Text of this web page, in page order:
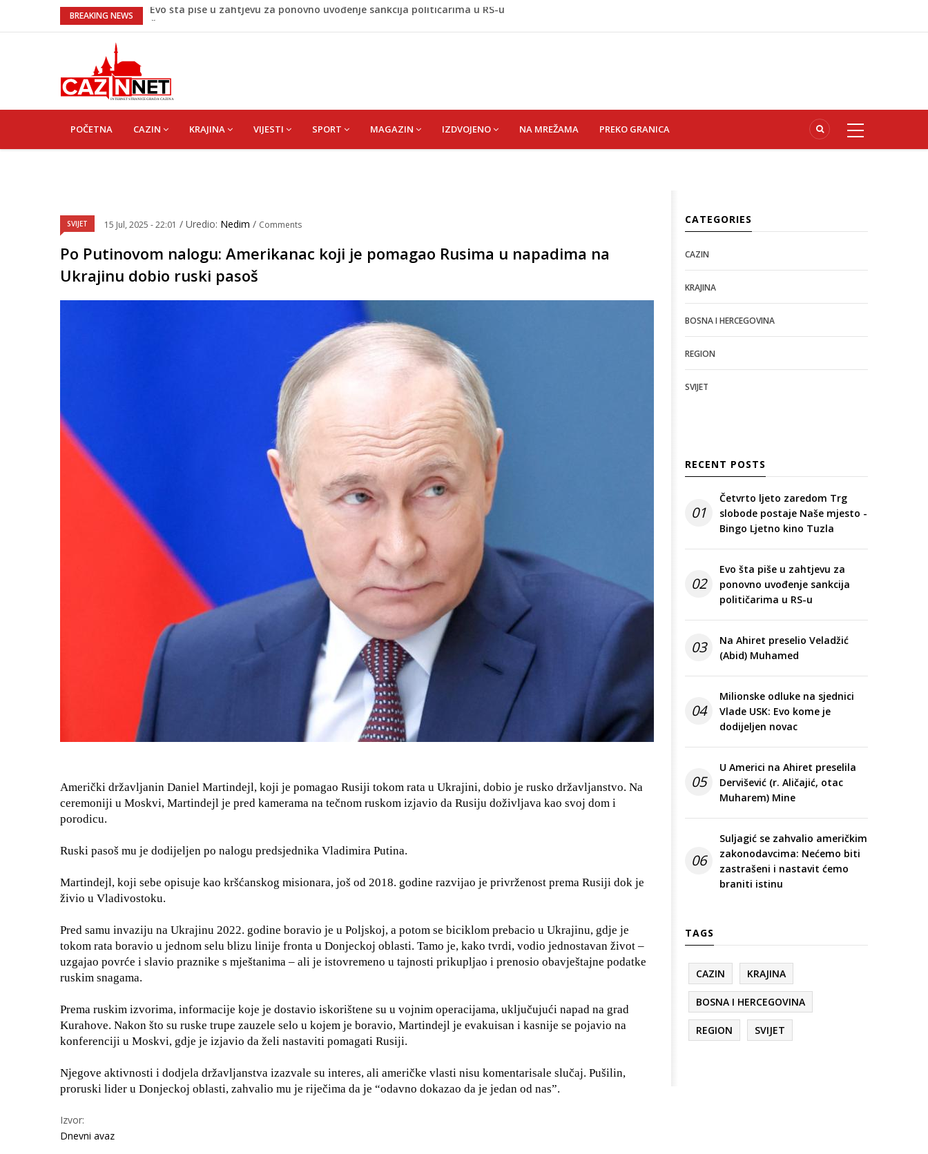
BREAKING NEWS
Četvrto ljeto zaredom Trg slobode postaje Naše mjesto - Bingo Ljetno kino Tuzla
Na Ahiret preselio Veladžić (Abid) Muhamed
Evo šta piše u zahtjevu za ponovno uvođenje sankcija političarima u RS-u
NAVIGATION
POČETNA CAZIN KRAJINA VIJESTI SPORT MAGAZIN IZDVOJENO NA MREŽAMA PREKO GRANICA
SVIJET 15 Jul, 2025 - 22:01 / Uredio: Nedim / Comments
Po Putinovom nalogu: Amerikanac koji je pomagao Rusima u napadima na
Ukrajinu dobio ruski pasoš
Američki državljanin Daniel Martindejl, koji je pomagao Rusiji tokom rata u Ukrajini, dobio je rusko državljanstvo. Na
ceremoniji u Moskvi, Martindejl je pred kamerama na tečnom ruskom izjavio da Rusiju doživljava kao svoj dom i
porodicu.
Ruski pasoš mu je dodijeljen po nalogu predsjednika Vladimira Putina.
Martindejl, koji sebe opisuje kao kršćanskog misionara, još od 2018. godine razvijao je privrženost prema Rusiji dok je
živio u Vladivostoku.
Pred samu invaziju na Ukrajinu 2022. godine boravio je u Poljskoj, a potom se biciklom prebacio u Ukrajinu, gdje je
tokom rata boravio u jednom selu blizu linije fronta u Donjeckoj oblasti. Tamo je, kako tvrdi, vodio jednostavan život –
uzgajao povrće i slavio praznike s mještanima – ali je istovremeno u tajnosti prikupljao i prenosio obavještajne podatke
ruskim snagama.
Prema ruskim izvorima, informacije koje je dostavio iskorištene su u vojnim operacijama, uključujući napad na grad
Kurahove. Nakon što su ruske trupe zauzele selo u kojem je boravio, Martindejl je evakuisan i kasnije se pojavio na
konferenciji u Moskvi, gdje je izjavio da želi nastaviti pomagati Rusiji.
Njegove aktivnosti i dodjela državljanstva izazvale su interes, ali američke vlasti nisu komentarisale slučaj. Pušilin,
proruski lider u Donjeckoj oblasti, zahvalio mu je riječima da je “odavno dokazao da je jedan od nas”.
Izvor:
Dnevni avaz
CATEGORIES
CAZIN
KRAJINA
BOSNA I HERCEGOVINA
REGION
SVIJET
RECENT POSTS
01
Četvrto ljeto zaredom Trg
slobode postaje Naše mjesto -
Bingo Ljetno kino Tuzla
02
Evo šta piše u zahtjevu za
ponovno uvođenje sankcija
političarima u RS-u
03
Na Ahiret preselio Veladžić
(Abid) Muhamed
04
Milionske odluke na sjednici
Vlade USK: Evo kome je
dodijeljen novac
05
U Americi na Ahiret preselila
Dervišević (r. Aličajić, otac
Muharem) Mine
06
Suljagić se zahvalio američkim
zakonodavcima: Nećemo biti
zastrašeni i nastavit ćemo
braniti istinu
TAGS
CAZIN KRAJINA
BOSNA I HERCEGOVINA
REGION SVIJET